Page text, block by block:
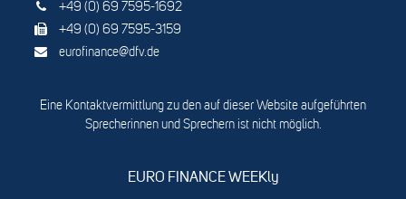
+49 (0) 69 7595-1692
+49 (0) 69 7595-3159
eurofinance@dfv.de
Eine Kontaktvermittlung zu den auf dieser Website aufgeführten
Sprecherinnen und Sprechern ist nicht möglich.
EURO FINANCE WEEKly